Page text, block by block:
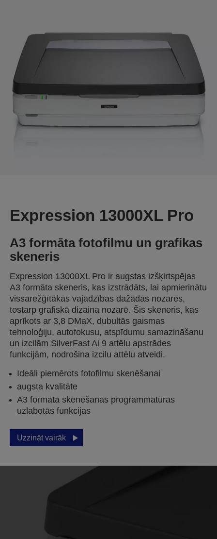
Expression 13000XL Pro
A3 formāta fotofilmu un grafikas
skeneris
Expression 13000XL Pro ir augstas izšķirtspējas
A3 formāta skeneris, kas izstrādāts, lai apmierinātu
vissarežģītākās vajadzības dažādās nozarēs,
tostarp grafiskā dizaina nozarē. Šis skeneris, kas
aprīkots ar 3,8 DMaX, dubultās gaismas
tehnoloģiju, autofokusu, atspīdumu samazināšanu
un izcilām SilverFast Ai 9 attēlu apstrādes
funkcijām, nodrošina izcilu attēlu atveidi.
Ideāli piemērots fotofilmu skenēšanai
augsta kvalitāte
A3 formāta skenēšanas programmatūras
uzlabotās funkcijas
Uzzināt vairāk